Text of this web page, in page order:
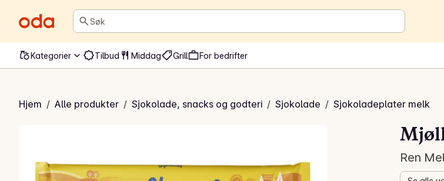
Søk
Kategorier Tilbud Middag Grill For bedrifter
Hjem / Alle produkter / Sjokolade, snacks og godteri / Sjokolade / Sjokoladeplater melk
Ren